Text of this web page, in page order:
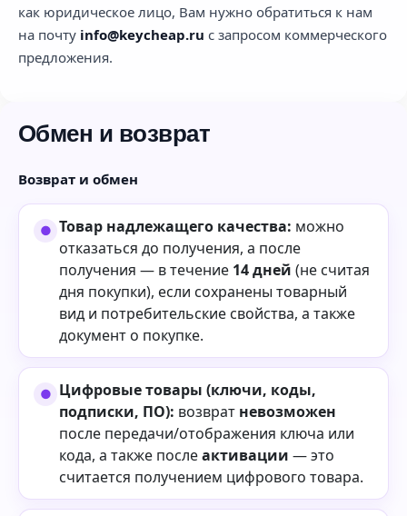
как юридическое лицо, Вам нужно обратиться к нам
на почту info@keycheap.ru с запросом коммерческого
предложения.
Обмен и возврат
Возврат и обмен
Товар надлежащего качества: можно
отказаться до получения, а после
получения — в течение 14 дней (не считая
дня покупки), если сохранены товарный
вид и потребительские свойства, а также
документ о покупке.
Цифровые товары (ключи, коды,
подписки, ПО): возврат невозможен
после передачи/отображения ключа или
кода, а также послеактивации — это
считается получением цифрового товара.